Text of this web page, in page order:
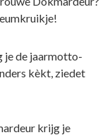
je de jaarmotto-
kèkt, ziedet
krijg je